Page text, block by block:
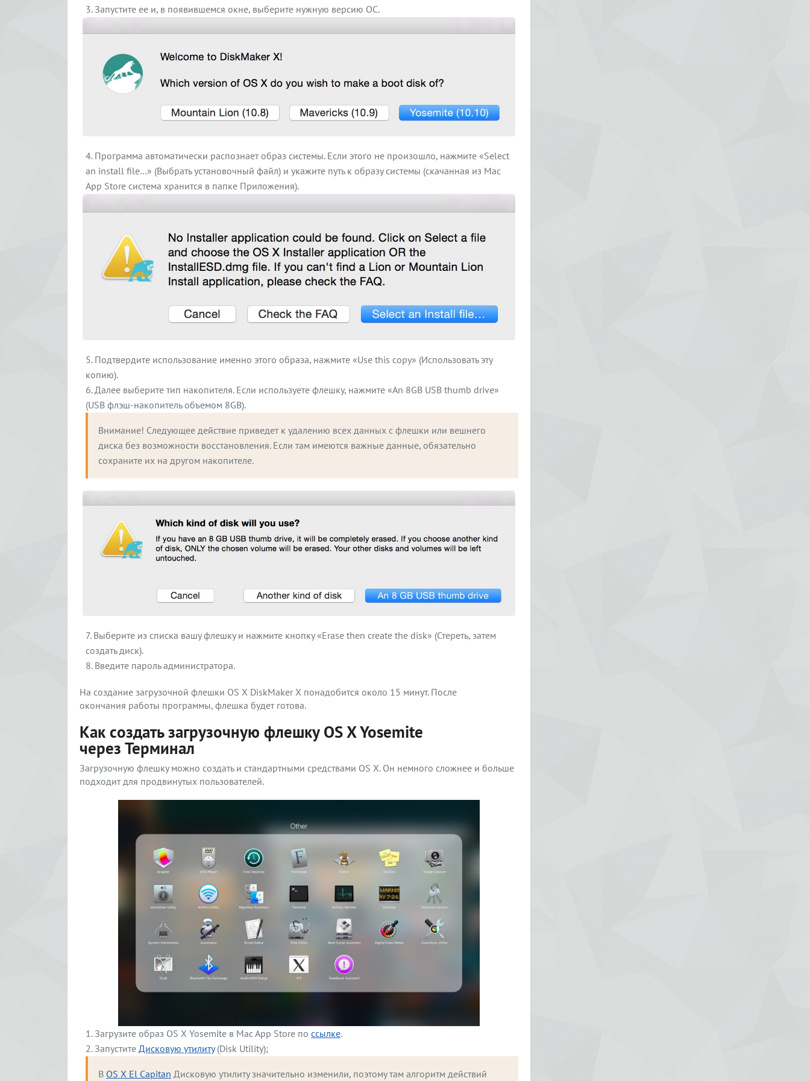
Запустите ее и, в появившемся окне, выберите нужную версию ОС.
Программа автоматически распознает образ системы. Если этого не произошло, нажмите «Select
an install file…» (Выбрать установочный файл) и укажите путь к образу системы (скачанная из Mac
App Store система хранится в папке Приложения).
Подтвердите использование именно этого образа, нажмите «Use this copy» (Использовать эту
копию).
Далее выберите тип накопителя. Если используете флешку, нажмите «An 8GB USB thumb drive»
(USB флэш-накопитель объемом 8GB).
Внимание! Следующее действие приведет к удалению всех данных с флешки или вешнего
диска без возможности восстановления. Если там имеются важные данные, обязательно
сохраните их на другом накопителе.
Выберите из списка вашу флешку и нажмите кнопку «Erase then create the disk» (Стереть, затем
создать диск).
Введите пароль администратора.
На создание загрузочной флешки OS X DiskMaker X понадобится около 15 минут. После
окончания работы программы, флешка будет готова.
Как создать загрузочную флешку OS X Yosemite
через Терминал
Загрузочную флешку можно создать и стандартными средствами OS X. Он немного сложнее и больше
подходит для продвинутых пользователей.
Загрузите образ OS X Yosemite в Mac App Store по ссылке.
Запустите Дисковую утилиту(Disk Utility);
В OS X El Capitan Дисковую утилиту значительно изменили, поэтому там алгоритм действий